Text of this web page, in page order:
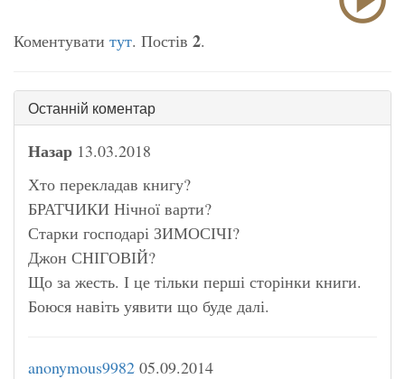
Коментувати тут. Постів 2.
Останній коментар
Назар 13.03.2018
Хто перекладав книгу?
БРАТЧИКИ Нічної варти?
Старки господарі ЗИМОСІЧІ?
Джон СНІГОВІЙ?
Що за жесть. І це тільки перші сторінки книги.
Боюся навіть уявити що буде далі.
anonymous9982 05.09.2014